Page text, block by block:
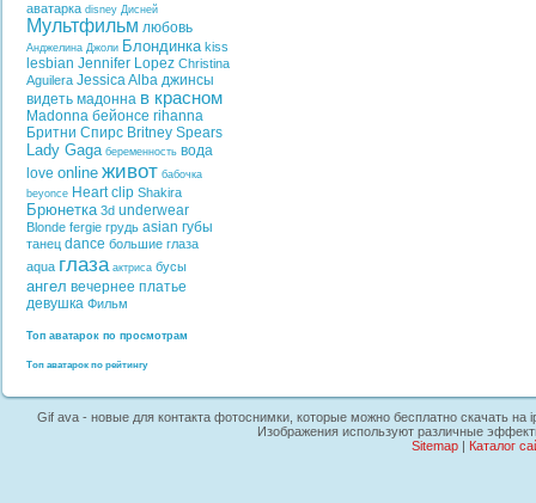
аватарка disney Дисней
Мультфильм любовь
Анджелина Джоли Блондинка kiss
lesbian Jennifer Lopez Christina
Aguilera Jessica Alba джинсы
видеть мадонна в красном
Madonna бейонсе rihanna
Бритни Спирс Britney Spears
Lady Gaga беременность вода
love online живот бабочка
beyonce Heart clip Shakira
Брюнетка 3d underwear
Blonde fergie грудь asian губы
танец dance большие глаза
aqua глаза актриса бусы
ангел вечернее платье
девушка Фильм
Топ аватарок по просмотрам
Топ аватарок по рейтингу
Gif ava - новые для контакта фотоснимки, которые можно бесплатно скачать
Изображения используют различные
Sitemap| Каталог